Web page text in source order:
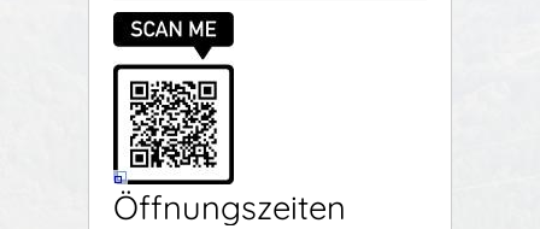
Öffnungszeiten